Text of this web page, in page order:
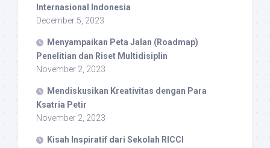
Internasional Indonesia
December 5, 2023
Menyampaikan Peta Jalan (Roadmap)
Penelitian dan Riset Multidisiplin
November 2, 2023
Mendiskusikan Kreativitas dengan Para
Ksatria Petir
November 2, 2023
Kisah Inspiratif dari Sekolah RICCI